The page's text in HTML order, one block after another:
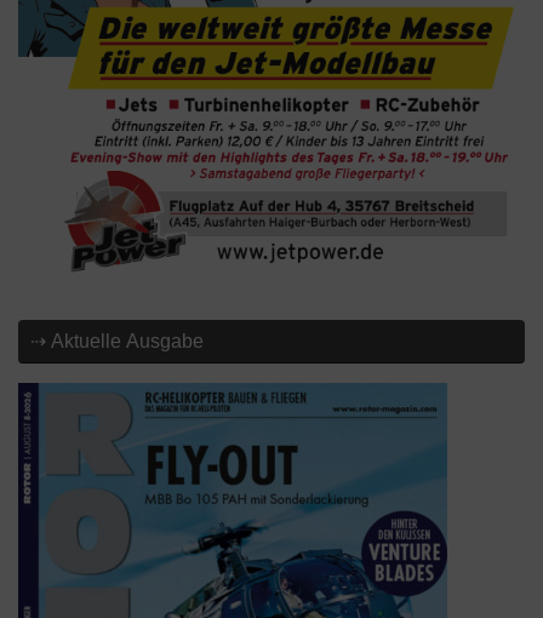
⇢ Aktuelle Ausgabe